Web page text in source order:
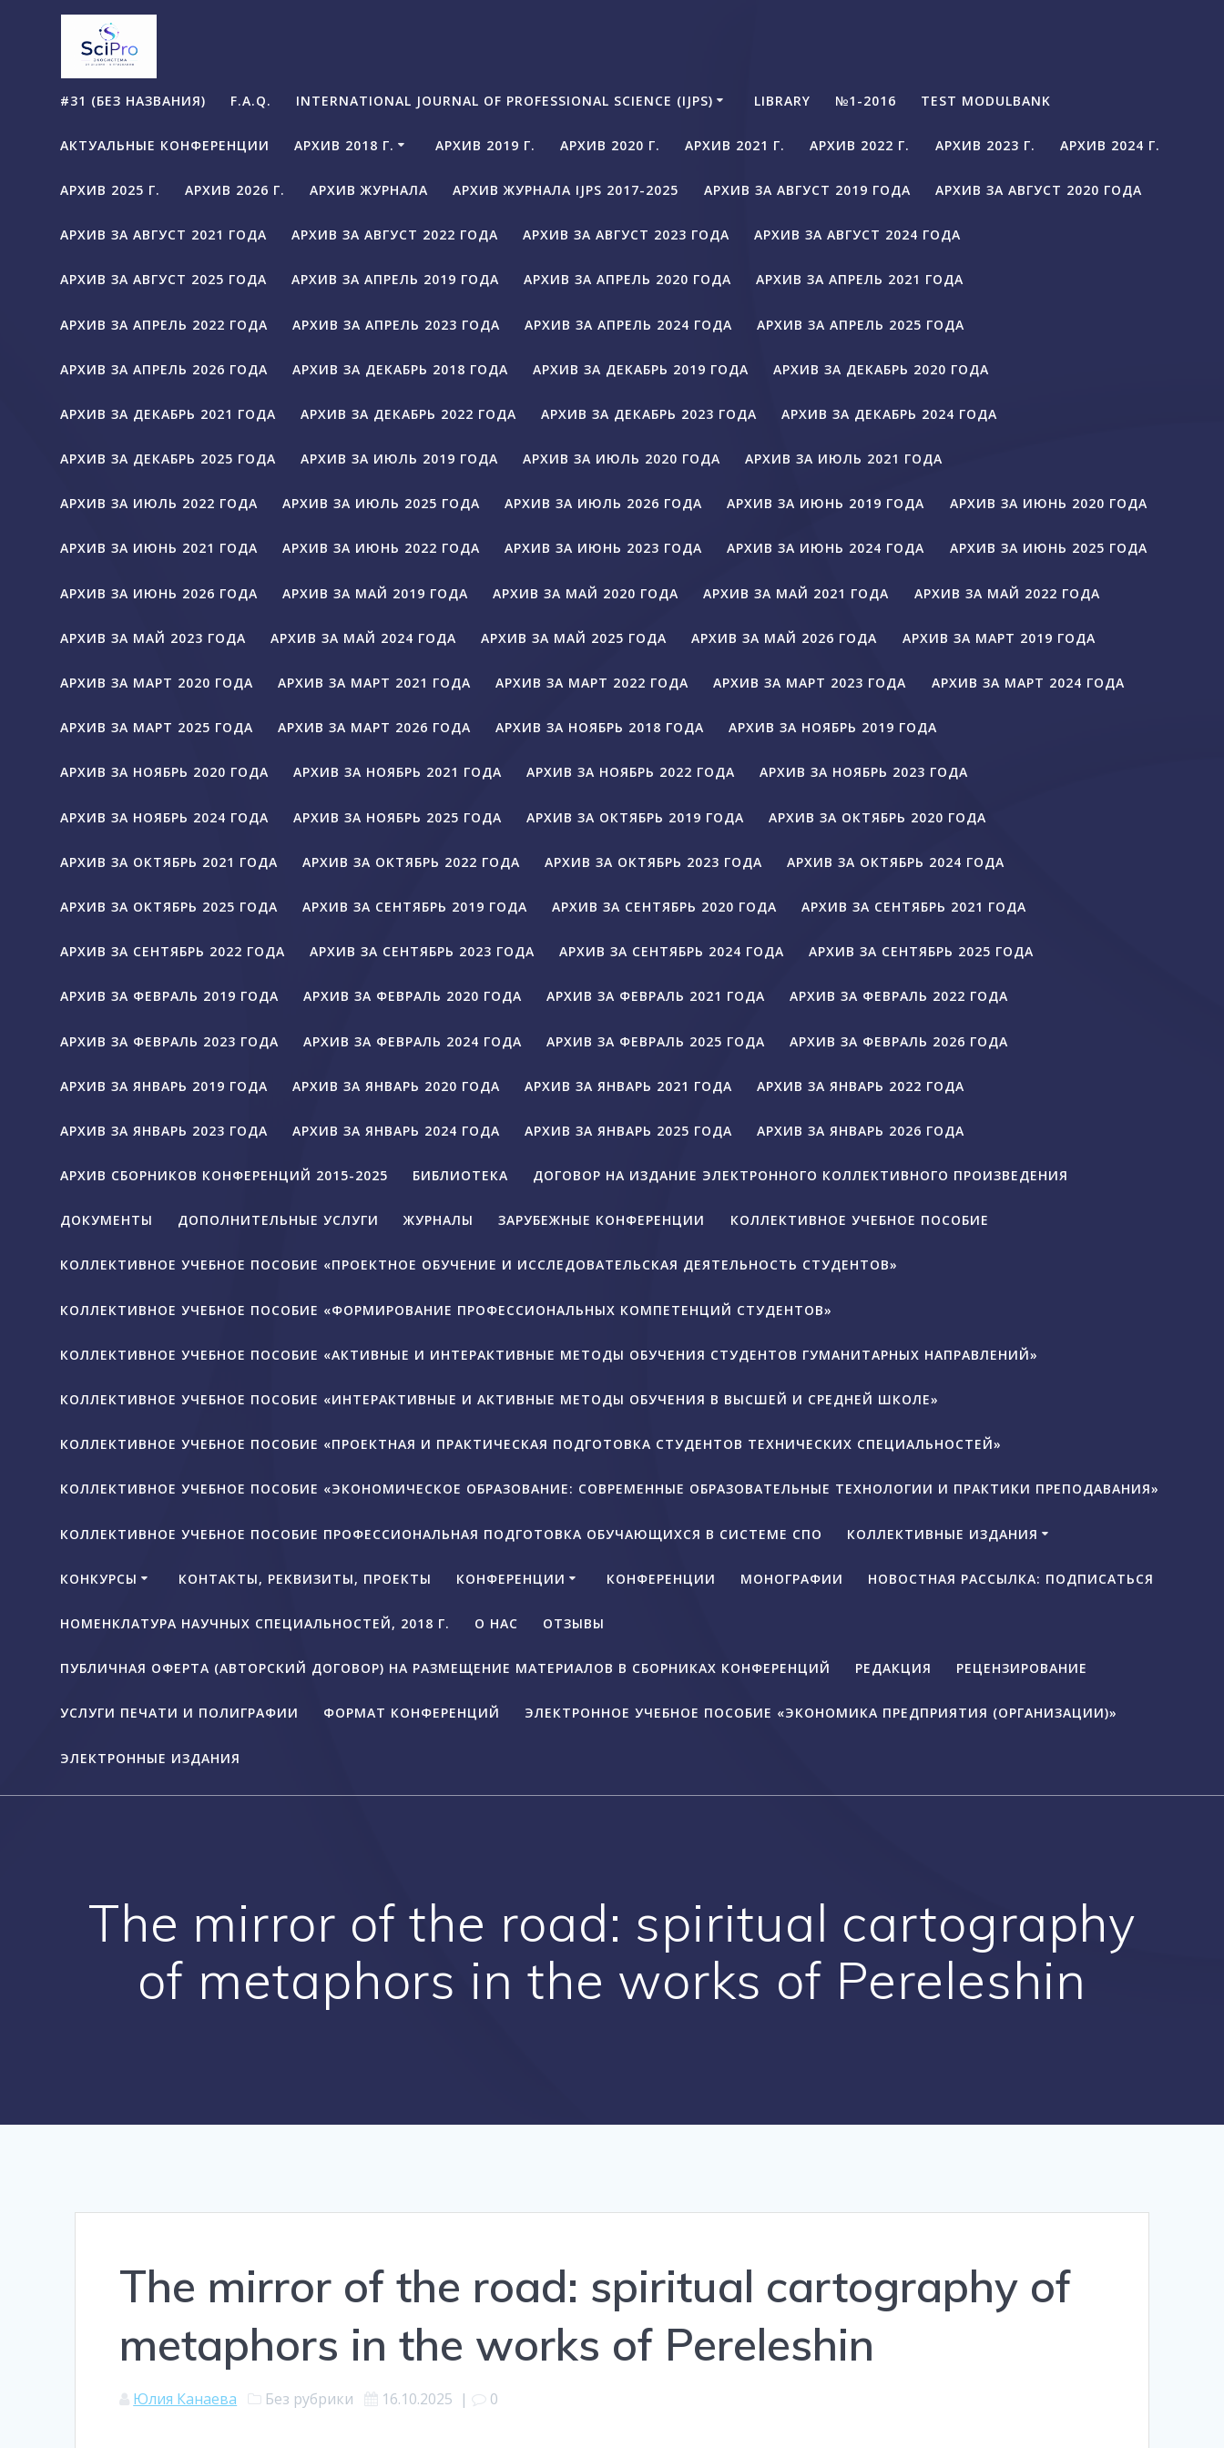
Перейти
содержимому
#31 (БЕЗ НАЗВАНИЯ) F.A.Q. INTERNATIONAL JOURNAL OF PROFESSIONAL SCIENCE (IJPS) LIBRARY №1-2016 TEST MODULBANK
АКТУАЛЬНЫЕ КОНФЕРЕНЦИИ АРХИВ 2018 Г. АРХИВ 2019 Г. АРХИВ 2020 Г. АРХИВ 2021 Г. АРХИВ 2022 Г. АРХИВ 2023 Г. АРХИВ 2024 Г.
АРХИВ 2025 Г. АРХИВ 2026 Г. АРХИВ ЖУРНАЛА АРХИВ ЖУРНАЛА IJPS 2017-2025 АРХИВ ЗА АВГУСТ 2019 ГОДА АРХИВ ЗА АВГУСТ 2020 ГОДА
АРХИВ ЗА АВГУСТ 2021 ГОДА АРХИВ ЗА АВГУСТ 2022 ГОДА АРХИВ ЗА АВГУСТ 2023 ГОДА АРХИВ ЗА АВГУСТ 2024 ГОДА
АРХИВ ЗА АВГУСТ 2025 ГОДА АРХИВ ЗА АПРЕЛЬ 2019 ГОДА АРХИВ ЗА АПРЕЛЬ 2020 ГОДА АРХИВ ЗА АПРЕЛЬ 2021 ГОДА
АРХИВ ЗА АПРЕЛЬ 2022 ГОДА АРХИВ ЗА АПРЕЛЬ 2023 ГОДА АРХИВ ЗА АПРЕЛЬ 2024 ГОДА АРХИВ ЗА АПРЕЛЬ 2025 ГОДА
АРХИВ ЗА АПРЕЛЬ 2026 ГОДА АРХИВ ЗА ДЕКАБРЬ 2018 ГОДА АРХИВ ЗА ДЕКАБРЬ 2019 ГОДА АРХИВ ЗА ДЕКАБРЬ 2020 ГОДА
АРХИВ ЗА ДЕКАБРЬ 2021 ГОДА АРХИВ ЗА ДЕКАБРЬ 2022 ГОДА АРХИВ ЗА ДЕКАБРЬ 2023 ГОДА АРХИВ ЗА ДЕКАБРЬ 2024 ГОДА
АРХИВ ЗА ДЕКАБРЬ 2025 ГОДА АРХИВ ЗА ИЮЛЬ 2019 ГОДА АРХИВ ЗА ИЮЛЬ 2020 ГОДА АРХИВ ЗА ИЮЛЬ 2021 ГОДА
АРХИВ ЗА ИЮЛЬ 2022 ГОДА АРХИВ ЗА ИЮЛЬ 2025 ГОДА АРХИВ ЗА ИЮЛЬ 2026 ГОДА АРХИВ ЗА ИЮНЬ 2019 ГОДА АРХИВ ЗА ИЮНЬ 2020 ГОДА
АРХИВ ЗА ИЮНЬ 2021 ГОДА АРХИВ ЗА ИЮНЬ 2022 ГОДА АРХИВ ЗА ИЮНЬ 2023 ГОДА АРХИВ ЗА ИЮНЬ 2024 ГОДА АРХИВ ЗА ИЮНЬ 2025 ГОДА
АРХИВ ЗА ИЮНЬ 2026 ГОДА АРХИВ ЗА МАЙ 2019 ГОДА АРХИВ ЗА МАЙ 2020 ГОДА АРХИВ ЗА МАЙ 2021 ГОДА АРХИВ ЗА МАЙ 2022 ГОДА
АРХИВ ЗА МАЙ 2023 ГОДА АРХИВ ЗА МАЙ 2024 ГОДА АРХИВ ЗА МАЙ 2025 ГОДА АРХИВ ЗА МАЙ 2026 ГОДА АРХИВ ЗА МАРТ 2019 ГОДА
АРХИВ ЗА МАРТ 2020 ГОДА АРХИВ ЗА МАРТ 2021 ГОДА АРХИВ ЗА МАРТ 2022 ГОДА АРХИВ ЗА МАРТ 2023 ГОДА АРХИВ ЗА МАРТ 2024 ГОДА
АРХИВ ЗА МАРТ 2025 ГОДА АРХИВ ЗА МАРТ 2026 ГОДА АРХИВ ЗА НОЯБРЬ 2018 ГОДА АРХИВ ЗА НОЯБРЬ 2019 ГОДА
АРХИВ ЗА НОЯБРЬ 2020 ГОДА АРХИВ ЗА НОЯБРЬ 2021 ГОДА АРХИВ ЗА НОЯБРЬ 2022 ГОДА АРХИВ ЗА НОЯБРЬ 2023 ГОДА
АРХИВ ЗА НОЯБРЬ 2024 ГОДА АРХИВ ЗА НОЯБРЬ 2025 ГОДА АРХИВ ЗА ОКТЯБРЬ 2019 ГОДА АРХИВ ЗА ОКТЯБРЬ 2020 ГОДА
АРХИВ ЗА ОКТЯБРЬ 2021 ГОДА АРХИВ ЗА ОКТЯБРЬ 2022 ГОДА АРХИВ ЗА ОКТЯБРЬ 2023 ГОДА АРХИВ ЗА ОКТЯБРЬ 2024 ГОДА
АРХИВ ЗА ОКТЯБРЬ 2025 ГОДА АРХИВ ЗА СЕНТЯБРЬ 2019 ГОДА АРХИВ ЗА СЕНТЯБРЬ 2020 ГОДА АРХИВ ЗА СЕНТЯБРЬ 2021 ГОДА
АРХИВ ЗА СЕНТЯБРЬ 2022 ГОДА АРХИВ ЗА СЕНТЯБРЬ 2023 ГОДА АРХИВ ЗА СЕНТЯБРЬ 2024 ГОДА АРХИВ ЗА СЕНТЯБРЬ 2025 ГОДА
АРХИВ ЗА ФЕВРАЛЬ 2019 ГОДА АРХИВ ЗА ФЕВРАЛЬ 2020 ГОДА АРХИВ ЗА ФЕВРАЛЬ 2021 ГОДА АРХИВ ЗА ФЕВРАЛЬ 2022 ГОДА
АРХИВ ЗА ФЕВРАЛЬ 2023 ГОДА АРХИВ ЗА ФЕВРАЛЬ 2024 ГОДА АРХИВ ЗА ФЕВРАЛЬ 2025 ГОДА АРХИВ ЗА ФЕВРАЛЬ 2026 ГОДА
АРХИВ ЗА ЯНВАРЬ 2019 ГОДА АРХИВ ЗА ЯНВАРЬ 2020 ГОДА АРХИВ ЗА ЯНВАРЬ 2021 ГОДА АРХИВ ЗА ЯНВАРЬ 2022 ГОДА
АРХИВ ЗА ЯНВАРЬ 2023 ГОДА АРХИВ ЗА ЯНВАРЬ 2024 ГОДА АРХИВ ЗА ЯНВАРЬ 2025 ГОДА АРХИВ ЗА ЯНВАРЬ 2026 ГОДА
АРХИВ СБОРНИКОВ КОНФЕРЕНЦИЙ 2015-2025 БИБЛИОТЕКА ДОГОВОР НА ИЗДАНИЕ ЭЛЕКТРОННОГО КОЛЛЕКТИВНОГО ПРОИЗВЕДЕНИЯ
ДОКУМЕНТЫ ДОПОЛНИТЕЛЬНЫЕ УСЛУГИ ЖУРНАЛЫ ЗАРУБЕЖНЫЕ КОНФЕРЕНЦИИ КОЛЛЕКТИВНОЕ УЧЕБНОЕ ПОСОБИЕ
КОЛЛЕКТИВНОЕ УЧЕБНОЕ ПОСОБИЕ «ПРОЕКТНОЕ ОБУЧЕНИЕ И ИССЛЕДОВАТЕЛЬСКАЯ ДЕЯТЕЛЬНОСТЬ СТУДЕНТОВ»
КОЛЛЕКТИВНОЕ УЧЕБНОЕ ПОСОБИЕ «ФОРМИРОВАНИЕ ПРОФЕССИОНАЛЬНЫХ КОМПЕТЕНЦИЙ СТУДЕНТОВ»
КОЛЛЕКТИВНОЕ УЧЕБНОЕ ПОСОБИЕ «АКТИВНЫЕ И ИНТЕРАКТИВНЫЕ МЕТОДЫ ОБУЧЕНИЯ СТУДЕНТОВ ГУМАНИТАРНЫХ НАПРАВЛЕНИЙ»
КОЛЛЕКТИВНОЕ УЧЕБНОЕ ПОСОБИЕ «ИНТЕРАКТИВНЫЕ И АКТИВНЫЕ МЕТОДЫ ОБУЧЕНИЯ В ВЫСШЕЙ И СРЕДНЕЙ ШКОЛЕ»
КОЛЛЕКТИВНОЕ УЧЕБНОЕ ПОСОБИЕ «ПРОЕКТНАЯ И ПРАКТИЧЕСКАЯ ПОДГОТОВКА СТУДЕНТОВ ТЕХНИЧЕСКИХ СПЕЦИАЛЬНОСТЕЙ»
КОЛЛЕКТИВНОЕ УЧЕБНОЕ ПОСОБИЕ «ЭКОНОМИЧЕСКОЕ ОБРАЗОВАНИЕ: СОВРЕМЕННЫЕ ОБРАЗОВАТЕЛЬНЫЕ ТЕХНОЛОГИИ И ПРАКТИКИ ПРЕПОДАВАНИЯ»
КОЛЛЕКТИВНОЕ УЧЕБНОЕ ПОСОБИЕ ПРОФЕССИОНАЛЬНАЯ ПОДГОТОВКА ОБУЧАЮЩИХСЯ В СИСТЕМЕ СПО КОЛЛЕКТИВНЫЕ ИЗДАНИЯ
КОНКУРСЫ КОНТАКТЫ, РЕКВИЗИТЫ, ПРОЕКТЫ КОНФЕРЕНЦИИ КОНФЕРЕНЦИИ МОНОГРАФИИ НОВОСТНАЯ РАССЫЛКА: ПОДПИСАТЬСЯ
НОМЕНКЛАТУРА НАУЧНЫХ СПЕЦИАЛЬНОСТЕЙ, 2018 Г. О НАС ОТЗЫВЫ
ПУБЛИЧНАЯ ОФЕРТА (АВТОРСКИЙ ДОГОВОР) НА РАЗМЕЩЕНИЕ МАТЕРИАЛОВ В СБОРНИКАХ КОНФЕРЕНЦИЙ РЕДАКЦИЯ РЕЦЕНЗИРОВАНИЕ
УСЛУГИ ПЕЧАТИ И ПОЛИГРАФИИ ФОРМАТ КОНФЕРЕНЦИЙ ЭЛЕКТРОННОЕ УЧЕБНОЕ ПОСОБИЕ «ЭКОНОМИКА ПРЕДПРИЯТИЯ (ОРГАНИЗАЦИИ)»
ЭЛЕКТРОННЫЕ ИЗДАНИЯ
The mirror of the road: spiritual cartography
of metaphors in the works of Pereleshin
The mirror of the road: spiritual cartography of
metaphors in the works of Pereleshin
Юлия Канаева Без рубрики 16.10.2025 | 0